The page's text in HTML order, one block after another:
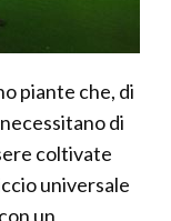
piante che, di
di
coltivate
universale
un